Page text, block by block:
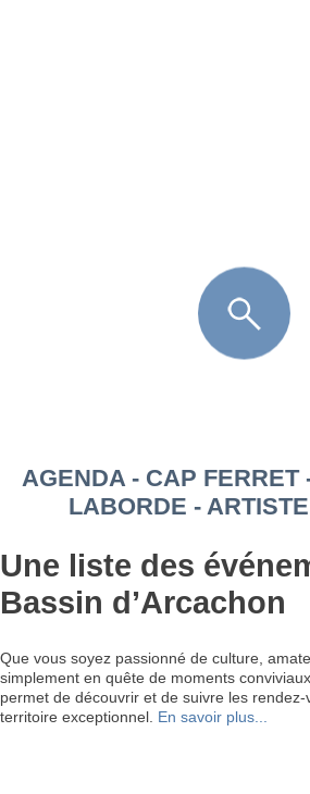
AGENDA - CAP FERRET
LABORDE -
Une liste des
Bassin d’Arcachon
Que vous soyez passionné de culture,
simplement en quête de moments
permet de découvrir et de suivre les
territoire exceptionnel. En savoir plus...